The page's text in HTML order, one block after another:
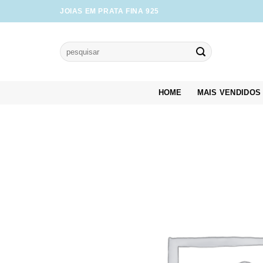
to
JOIAS EM PRATA FINA 925
Pesquisar
por:
HOME MAIS VENDIDOS